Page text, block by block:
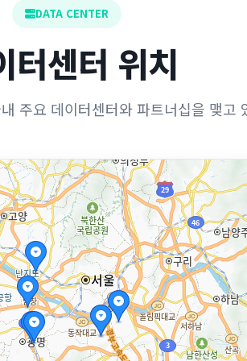
DATA CENTER
터센터 위치
주요 데이터센터와 파트너십을 맺고